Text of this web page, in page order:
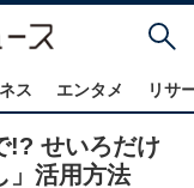
ス エンタメ リサ
!? せいろだけ
」活用方法